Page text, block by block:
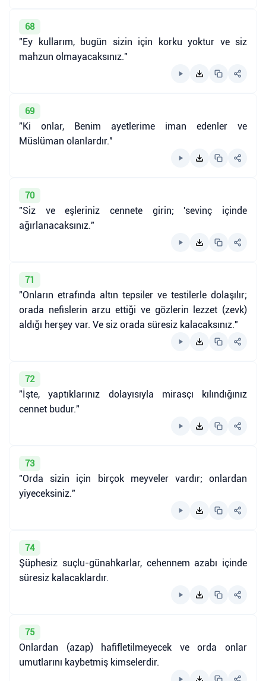
68
"Ey kullarım, bugün sizin için korku yoktur ve siz
mahzun olmayacaksınız."
69
"Ki onlar, Benim ayetlerime iman edenler ve
Müslüman olanlardır."
70
"Siz ve eşleriniz cennete girin; 'sevinç içinde
ağırlanacaksınız."
71
"Onların etrafında altın tepsiler ve testilerle dolaşılır;
orada nefislerin arzu ettiği ve gözlerin lezzet (zevk)
aldığı herşey var. Ve siz orada süresiz kalacaksınız."
72
"İşte, yaptıklarınız dolayısıyla mirasçı kılındığınız
cennet budur."
73
"Orda sizin için birçok meyveler vardır; onlardan
yiyeceksiniz."
74
Şüphesiz suçlu-günahkarlar, cehennem azabı içinde
süresiz kalacaklardır.
75
Onlardan (azap) hafifletilmeyecek ve orda onlar
umutlarını kaybetmiş kimselerdir.